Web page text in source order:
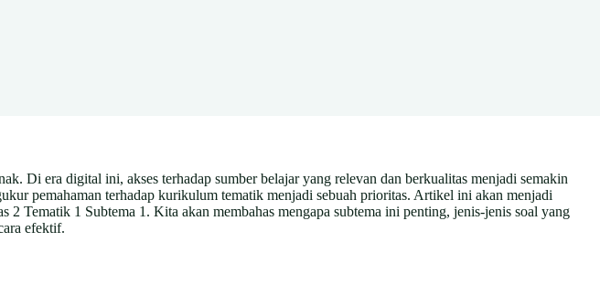
Di era digital ini, akses terhadap sumber belajar yang relevan dan berkualitas menjadi semakin
pemahaman terhadap kurikulum tematik menjadi sebuah prioritas. Artikel ini akan menjadi
Tematik 1 Subtema 1. Kita akan membahas mengapa subtema ini penting, jenis-jenis soal yang
efektif.